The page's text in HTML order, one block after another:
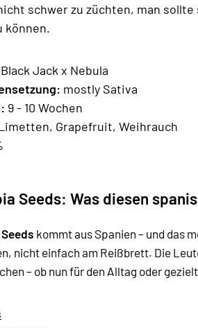
schwer zu züchten, man
können.
Black Jack x Nebula
mostly Sativa
9 - 10 Wochen
Grapefruit, Weihrauch
Seeds: Was diesen
kommt aus Spanien – und das
nicht einfach am Reißbrett. Die
– ob nun für den Alltag oder